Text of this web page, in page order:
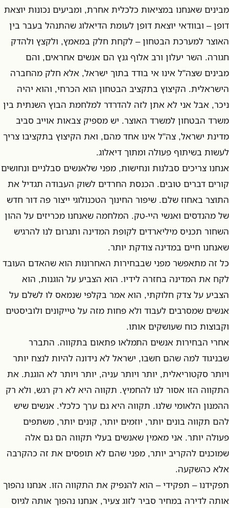
מבינים שאנחנו במציאות כלכלית אחרת, ומביעים נכונות יוצאת
דופן – ובוודאי יוצאת דופן לעומת הדיאלוג שהתנהל בעבר בין
האוצר למערכת הבטחון – לקחת חלק במאמץ, ולקצץ ולהדק
חגורה. השר יעלון ורב אלוף גנץ הם אנשים אחראים, והם
מבינים שצה"ל אינו אי בודד בתוך ישראל, אלא חלק מהחברה
הישראלית. הקיצוץ בתקציב הבטחון הוא הכרחי, והוא יהיה
ניכר, אבל אני לא אתן לזה להדרדר למלחמת הבוץ השנתית בין
משרד הבטחון למשרד האוצר. יש מספיק צבאות אוייב סביב
מדינת ישראל, צה"ל אינו אחד מהם, ואת הקיצוץ בתקציבו צריך
לעשות בשיתוף פעולה ומתוך דיאלוג.
אנחנו צריכים סבלנות ונחישות, מפני שלאנשים סבלניים ונחושים
קורים דברים טובים. הכנסת החרדים לשוק העבודה תגדיל את
התוצר באחוז שלם. שיפור החינוך הטכנולוגי ייצור פה דור חדש
של מהנדסים ואנשי היי-טק. המלחמה שאנחנו מכריזים על ההון
השחור תכניס מיליארדים לקופת המדינה ותגרום לנו להרגיש
שאנחנו חיים במדינה צודקת יותר.
כל זה מתאפשר מפני שבבחירות האחרונות הוא שהאדם העובד
לקח את המדינה בחזרה לידיו. הוא הצביע על הוגנות, הוא
הצביע על צדק חלוקתי, הוא אמר בקלפי שנמאס לו לשלם על
אנשים שמסרבים לעבוד ולא פחות מזה על טייקונים ולוביסטים
וקבוצות כוח שעושקים אותו.
אחרי הבחירות אנשים התמלאו פתאום בתקווה. התברר
שבניגוד למה שהם חשבו, ישראל לא נידונה להיות לנצח יותר
ויותר סקטוריאלית, יותר ויותר עניה, יותר ויותר לא הוגנת. את
התקווה הזו אסור לנו להחמיץ. תקווה היא לא רק רגש, ולא רק
ההמנון הלאומי שלנו. תקווה היא גם ערך כלכלי. אנשים שיש
להם תקווה בונים יותר, יוזמים יותר, קונים יותר, משתפים
פעולה יותר. אני מאמין שאנשים בעלי תקווה הם גם אלה
שמוכנים להקריב יותר, מפני שהם לא תופסים את זה כהקרבה
אלא כהשקעה.
תפקידנו – תפקידי – הוא להנפיק את התקווה הזו. אנחנו נהפוך
אותה לדירה במחיר סביר לזוג צעיר, אנחנו נהפוך אותה לגיוס